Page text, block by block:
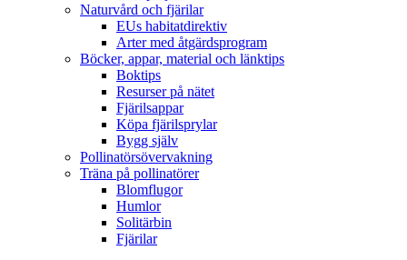
Naturvård och fjärilar
EUs habitatdirektiv
Arter med åtgärdsprogram
Böcker, appar, material och länktips
Boktips
Resurser på nätet
Fjärilsappar
Köpa fjärilsprylar
Bygg själv
Pollinatörsövervakning
Träna på pollinatörer
Blomflugor
Humlor
Solitärbin
Fjärilar